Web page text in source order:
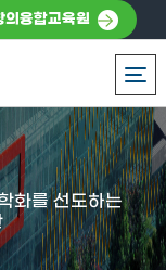
의융합교육원
전체메뉴
화를 선도하는